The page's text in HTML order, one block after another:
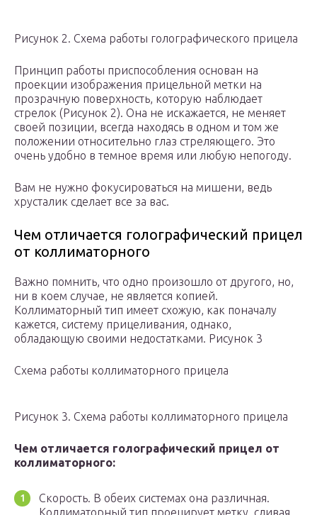
Рисунок 2. Схема работы голографического прицела
Принцип работы приспособления основан на
проекции изображения прицельной метки на
прозрачную поверхность, которую наблюдает
стрелок (Рисунок 2). Она не искажается, не меняет
своей позиции, всегда находясь в одном и том же
положении относительно глаз стреляющего. Это
очень удобно в темное время или любую непогоду.
Вам не нужно фокусироваться на мишени, ведь
хрусталик сделает все за вас.
Чем отличается голографический прицел
от коллиматорного
Важно помнить, что одно произошло от другого, но,
ни в коем случае, не является копией.
Коллиматорный тип имеет схожую, как поначалу
кажется, систему прицеливания, однако,
обладающую своими недостатками. Рисунок 3
Схема работы коллиматорного прицела
Рисунок 3. Схема работы коллиматорного прицела
Чем отличается голографический прицел от
коллиматорного:
Скорость. В обеих системах она различная.
Коллиматорный тип проецирует метку, сливая